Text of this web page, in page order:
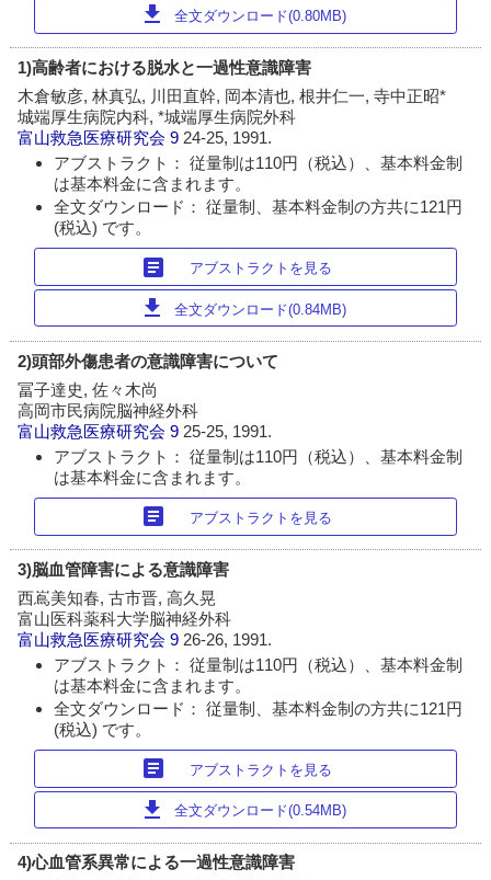
download 全文ダウンロード(0.80MB)
1)高齢者における脱水と一過性意識障害
木倉敏彦, 林真弘, 川田直幹, 岡本清也, 根井仁一, 寺中正昭*
城端厚生病院内科, *城端厚生病院外科
富山救急医療研究会 9 24-25, 1991.
アブストラクト： 従量制は110円（税込）、基本料金制
は基本料金に含まれます。
全文ダウンロード： 従量制、基本料金制の方共に121円
(税込) です。
article アブストラクトを見る
download 全文ダウンロード(0.84MB)
2)頭部外傷患者の意識障害について
冨子達史, 佐々木尚
高岡市民病院脳神経外科
富山救急医療研究会 9 25-25, 1991.
アブストラクト： 従量制は110円（税込）、基本料金制
は基本料金に含まれます。
article アブストラクトを見る
3)脳血管障害による意識障害
西嶌美知春, 古市晋, 高久晃
富山医科薬科大学脳神経外科
富山救急医療研究会 9 26-26, 1991.
アブストラクト： 従量制は110円（税込）、基本料金制
は基本料金に含まれます。
全文ダウンロード： 従量制、基本料金制の方共に121円
(税込) です。
article アブストラクトを見る
download 全文ダウンロード(0.54MB)
4)心血管系異常による一過性意識障害